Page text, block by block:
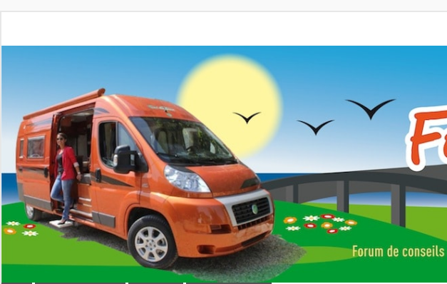
Fourgon-plaisir.com
Forum de conseils et d'entraide des utilisateurs de fourgons, fourgons aménagés, vans